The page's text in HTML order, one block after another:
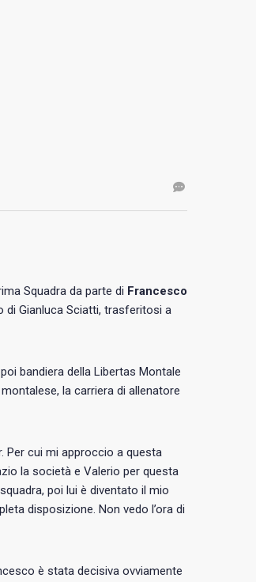
Squadra da parte di Francesco
di Gianluca Sciatti, trasferitosi a
bandiera della Libertas Montale
la carriera di allenatore
Per cui mi approccio a questa
la società e Valerio per questa
poi lui è diventato il mio
disposizione. Non vedo l’ora di
è stata decisiva ovviamente